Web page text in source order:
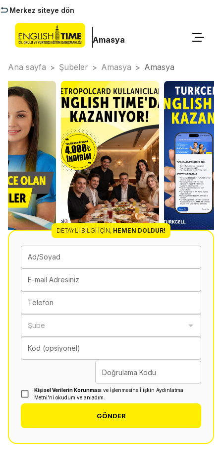
Merkez siteye dön
Amasya
Ana sayfa > Şubeler > Amasya > Amasya
DETAYLI BILGI İÇIN, HEMEN DOLDUR!
Ad/Soyad
E-mail Adresiniz
Telefon
Şube
Kod (opsiyonel)
Doğrulama Kodu
Kişisel Verilerin Korunması ve İşlenmesine İlişkin Aydınlatma
Metni'ni okudum ve anladım.
GÖNDER